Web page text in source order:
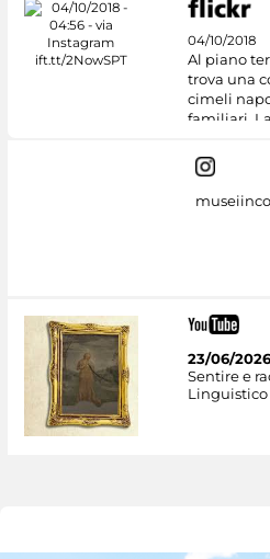
04/10/2018
Al piano
trova una
cimeli
familiari.
23/06/2026
Sentire e